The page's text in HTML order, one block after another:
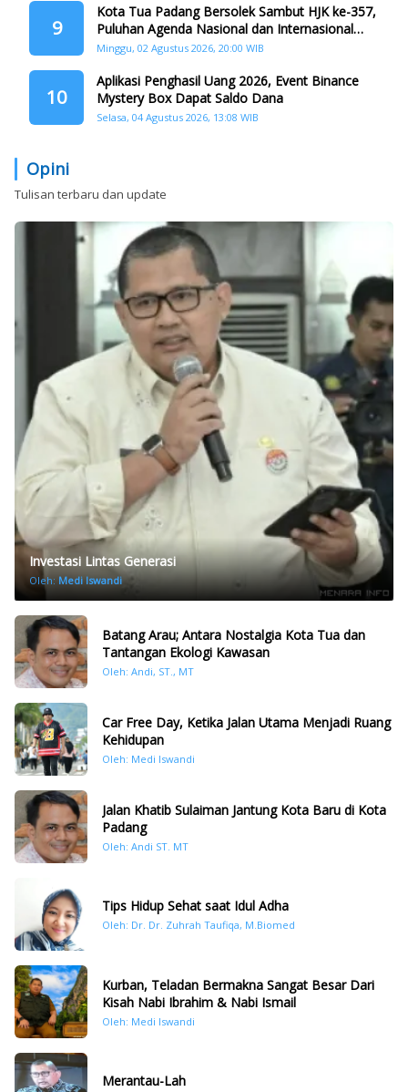
9
Kota Tua Padang Bersolek Sambut HJK ke-357,
Puluhan Agenda Nasional dan Internasional
Siap Digelar
Minggu, 02 Agustus 2026, 20:00 WIB
10
Aplikasi Penghasil Uang 2026, Event Binance
Mystery Box Dapat Saldo Dana
Selasa, 04 Agustus 2026, 13:08 WIB
Opini
Tulisan terbaru dan update
Investasi Lintas Generasi
Oleh: Medi Iswandi
Batang Arau; Antara Nostalgia Kota Tua dan
Tantangan Ekologi Kawasan
Oleh: Andi, ST., MT
Car Free Day, Ketika Jalan Utama Menjadi Ruang
Kehidupan
Oleh: Medi Iswandi
Jalan Khatib Sulaiman Jantung Kota Baru di Kota
Padang
Oleh: Andi ST. MT
Tips Hidup Sehat saat Idul Adha
Oleh: Dr. Dr. Zuhrah Taufiqa, M.Biomed
Kurban, Teladan Bermakna Sangat Besar Dari
Kisah Nabi Ibrahim & Nabi Ismail
Oleh: Medi Iswandi
Merantau-Lah